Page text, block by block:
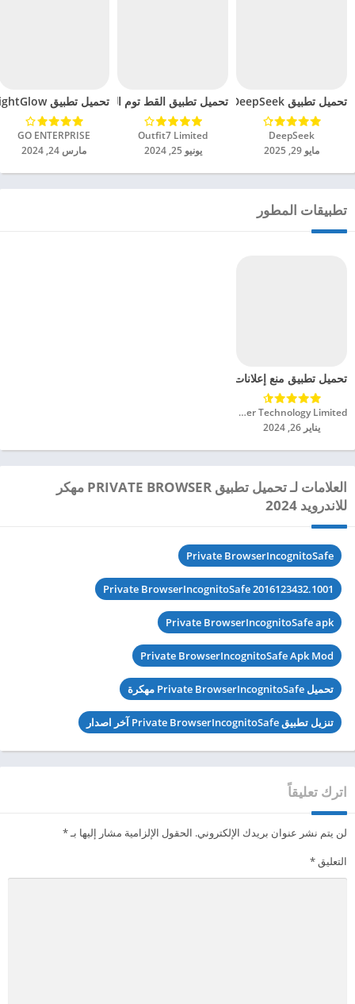
تحميل تطبيق DeepSeek مهكر للاندرويد 2025
DeepSeek‏
مايو 29, 2025
تحميل تطبيق القط توم المتكلم 2 مهكرة للاندرويد 2024
Outfit7 Limited‏
يونيو 25, 2024
تحميل تطبيق BrightGlow مهكر للاندرويد 2024
GO ENTERPRISE‏
مارس 24, 2024
تطبيقات المطور
تحميل تطبيق منع إعلانات Adblock Browser APK مهكر للاندرويد 2024
Adblock – Rocketshield Browser Technology Limited‏
يناير 26, 2024
العلامات لـ تحميل تطبيق PRIVATE BROWSER مهكر
للاندرويد 2024
Private BrowserIncognitoSafe
Private BrowserIncognitoSafe 2016123432.1001
Private BrowserIncognitoSafe apk
Private BrowserIncognitoSafe Apk Mod
تحميل Private BrowserIncognitoSafe مهكرة
تنزيل تطبيق Private BrowserIncognitoSafe آخر اصدار
اترك تعليقاً
لن يتم نشر عنوان بريدك الإلكتروني. الحقول الإلزامية مشار إليها بـ*
التعليق*